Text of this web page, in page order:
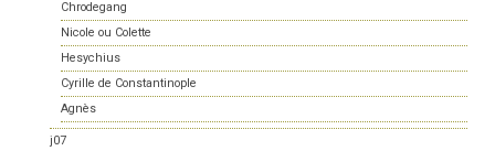
Chrodegang
Nicole ou Colette
Hesychius
Cyrille de Constantinople
Agnès
j07